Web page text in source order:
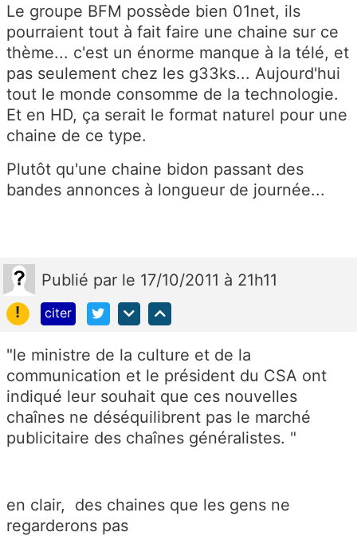
Le groupe BFM possède bien 01net, ils
pourraient tout à fait faire une chaine sur ce
thème... c'est un énorme manque à la télé, et
pas seulement chez les g33ks... Aujourd'hui
tout le monde consomme de la technologie.
Et en HD, ça serait le format naturel pour une
chaine de ce type.
Plutôt qu'une chaine bidon passant des
bandes annonces à longueur de journée...
Publié par le 17/10/2011 à 21h11
!
citer
"le ministre de la culture et de la
communication et le président du CSA ont
indiqué leur souhait que ces nouvelles
chaînes ne déséquilibrent pas le marché
publicitaire des chaînes généralistes. "
en clair, des chaines que les gens ne
regarderons pas